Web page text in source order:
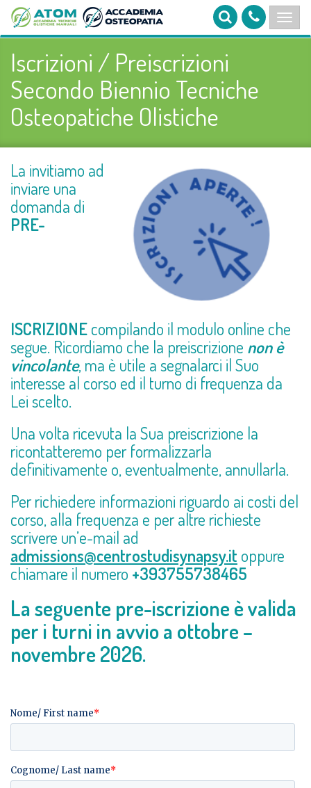
Iscrizioni / Preiscrizioni
Secondo Biennio Tecniche
Osteopatiche Olistiche
La invitiamo ad
inviare una
domanda di
PRE-
ISCRIZIONEcompilando il modulo online che
segue. Ricordiamo che la preiscrizione non è
vincolante, ma è utile a segnalarci il Suo
interesse al corso ed il turno di frequenza da
Lei scelto.
Una volta ricevuta la Sua preiscrizione la
ricontatteremo per formalizzarla
definitivamente o, eventualmente, annullarla.
Per richiedere informazioni riguardo ai costi del
corso, alla frequenza e per altre richieste
scrivere un’e-mail ad
admissions@centrostudisynapsy.it oppure
chiamare il numero +393755738465
La seguente pre-iscrizione è valida
per i turni in avvio a ottobre –
novembre 2026.